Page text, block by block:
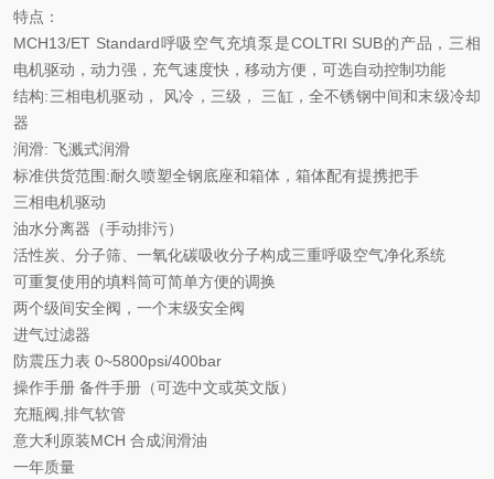
特点：
MCH13/ET Standard呼吸空气充填泵是COLTRI SUB的产品，三相
电机驱动，动力强，充气速度快，移动方便，可选自动控制功能
结构:三相电机驱动， 风冷，三级， 三缸，全不锈钢中间和末级冷却
器
润滑: 飞溅式润滑
标准供货范围:耐久喷塑全钢底座和箱体，箱体配有提携把手
三相电机驱动
油水分离器（手动排污）
活性炭、分子筛、一氧化碳吸收分子构成三重呼吸空气净化系统
可重复使用的填料筒可简单方便的调换
两个级间安全阀，一个末级安全阀
进气过滤器
防震压力表 0~5800psi/400bar
操作手册 备件手册（可选中文或英文版）
充瓶阀,排气软管
意大利原装MCH 合成润滑油
一年质量